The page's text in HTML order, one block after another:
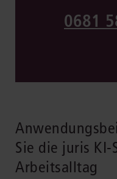
0681
Sie die juris
Arbeitsalltag